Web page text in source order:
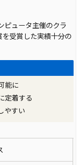
ピュータ主催のクラ
受賞した実績十分の
能に
定着する
やすい